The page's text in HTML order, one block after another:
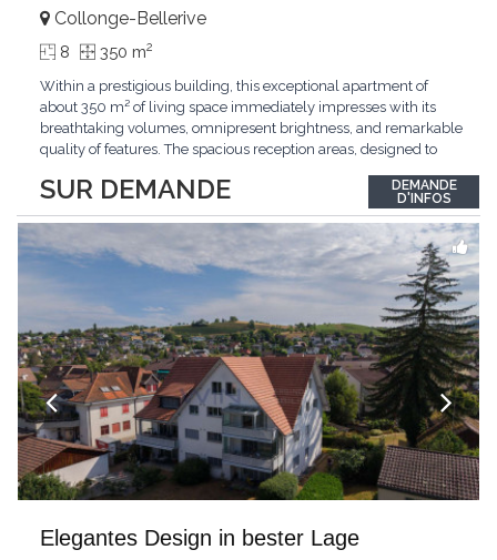
SUR DEMANDE
Collonge-Bellerive
8 350 m2
Within a prestigious building, this exceptional apartment of
about 350 m² of living space immediately impresses with its
breathtaking volumes, omnipresent brightness, and remarkable
quality of features. The spacious reception areas, designed to
outdoor spaces bathed in greenery. The bedrooms also have
direct access to the outdoors, offering...
DEMANDE
D'INFOS
Elegantes Design in bester Lage